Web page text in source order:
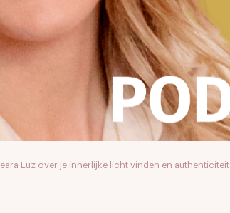
Luz over je innerlijke licht vinden en authenticiteit